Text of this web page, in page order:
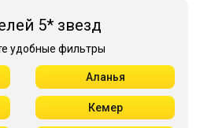
5* звезд
удобные фильтры
Аланья
Кемер